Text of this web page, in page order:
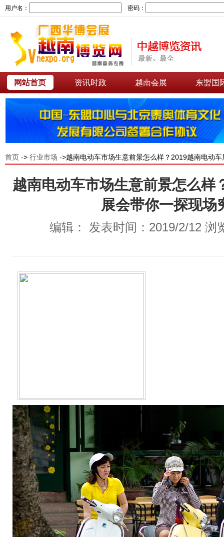
用户名： 密码：
网站首页 资讯时政 越南会展 东盟国
首页 -> 行业市场 ->越南电动车市场生意前景怎么样？2019越南电动
越南电动车市场生意前景怎么样
展会带你一探现场
编辑： 发表时间：2019/2/12 浏